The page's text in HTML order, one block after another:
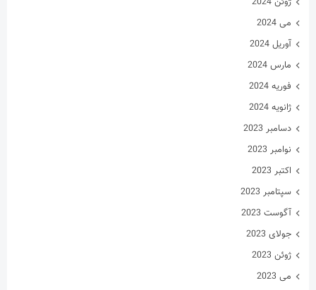
می 2024
آوریل 2024
مارس 2024
فوریه 2024
ژانویه 2024
دسامبر 2023
نوامبر 2023
اکتبر 2023
سپتامبر 2023
آگوست 2023
جولای 2023
ژوئن 2023
می 2023